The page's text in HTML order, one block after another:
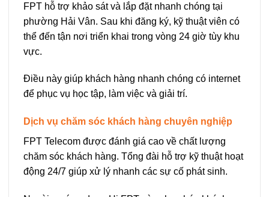
FPT hỗ trợ khảo sát và lắp đặt nhanh chóng tại
phường Hải Vân. Sau khi đăng ký, kỹ thuật viên có
thể đến tận nơi triển khai trong vòng 24 giờ tùy khu
vực.
Điều này giúp khách hàng nhanh chóng có internet
để phục vụ học tập, làm việc và giải trí.
Dịch vụ chăm sóc khách hàng chuyên nghiệp
FPT Telecom được đánh giá cao về chất lượng
chăm sóc khách hàng. Tổng đài hỗ trợ kỹ thuật hoạt
động 24/7 giúp xử lý nhanh các sự cố phát sinh.